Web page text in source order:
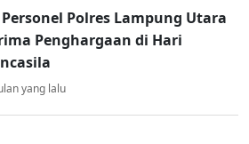
Personel Polres Lampung Utara
Penghargaan di Hari
yang lalu